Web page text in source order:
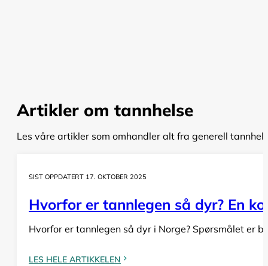
Artikler om tannhelse
Les våre artikler som omhandler alt fra generell
SIST OPPDATERT 17. OKTOBER 2025
Hvorfor er tannlegen så dyr? En
Hvorfor er tannlegen så dyr i Norge? Spørsmålet er
LES HELE ARTIKKELEN